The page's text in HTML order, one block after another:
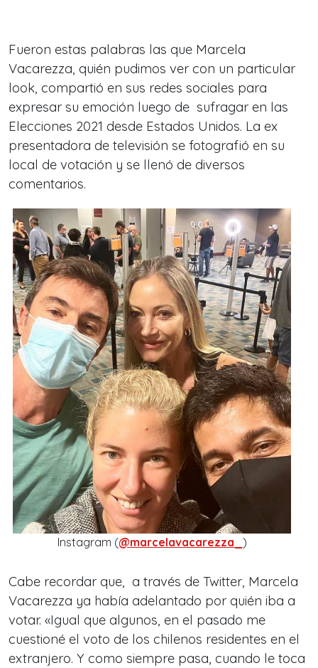
Fueron estas palabras las que Marcela
Vacarezza, quién pudimos ver con un particular
look, compartió en sus redes sociales para
expresar su emoción luego de sufragar en las
Elecciones 2021 desde Estados Unidos. La ex
presentadora de televisión se fotografió en su
local de votación y se llenó de diversos
comentarios.
Instagram (@marcelavacarezza_ )
Cabe recordar que, a través de Twitter, Marcela
Vacarezza ya había adelantado por quién iba a
votar. «Igual que algunos, en el pasado me
cuestioné el voto de los chilenos residentes en el
extranjero. Y como siempre pasa, cuando le toca